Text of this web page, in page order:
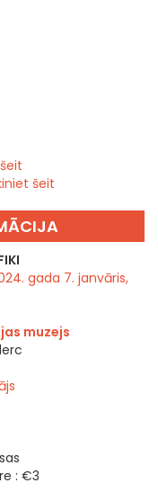
šeit
gada 7. janvāris,
muzejs
: €3